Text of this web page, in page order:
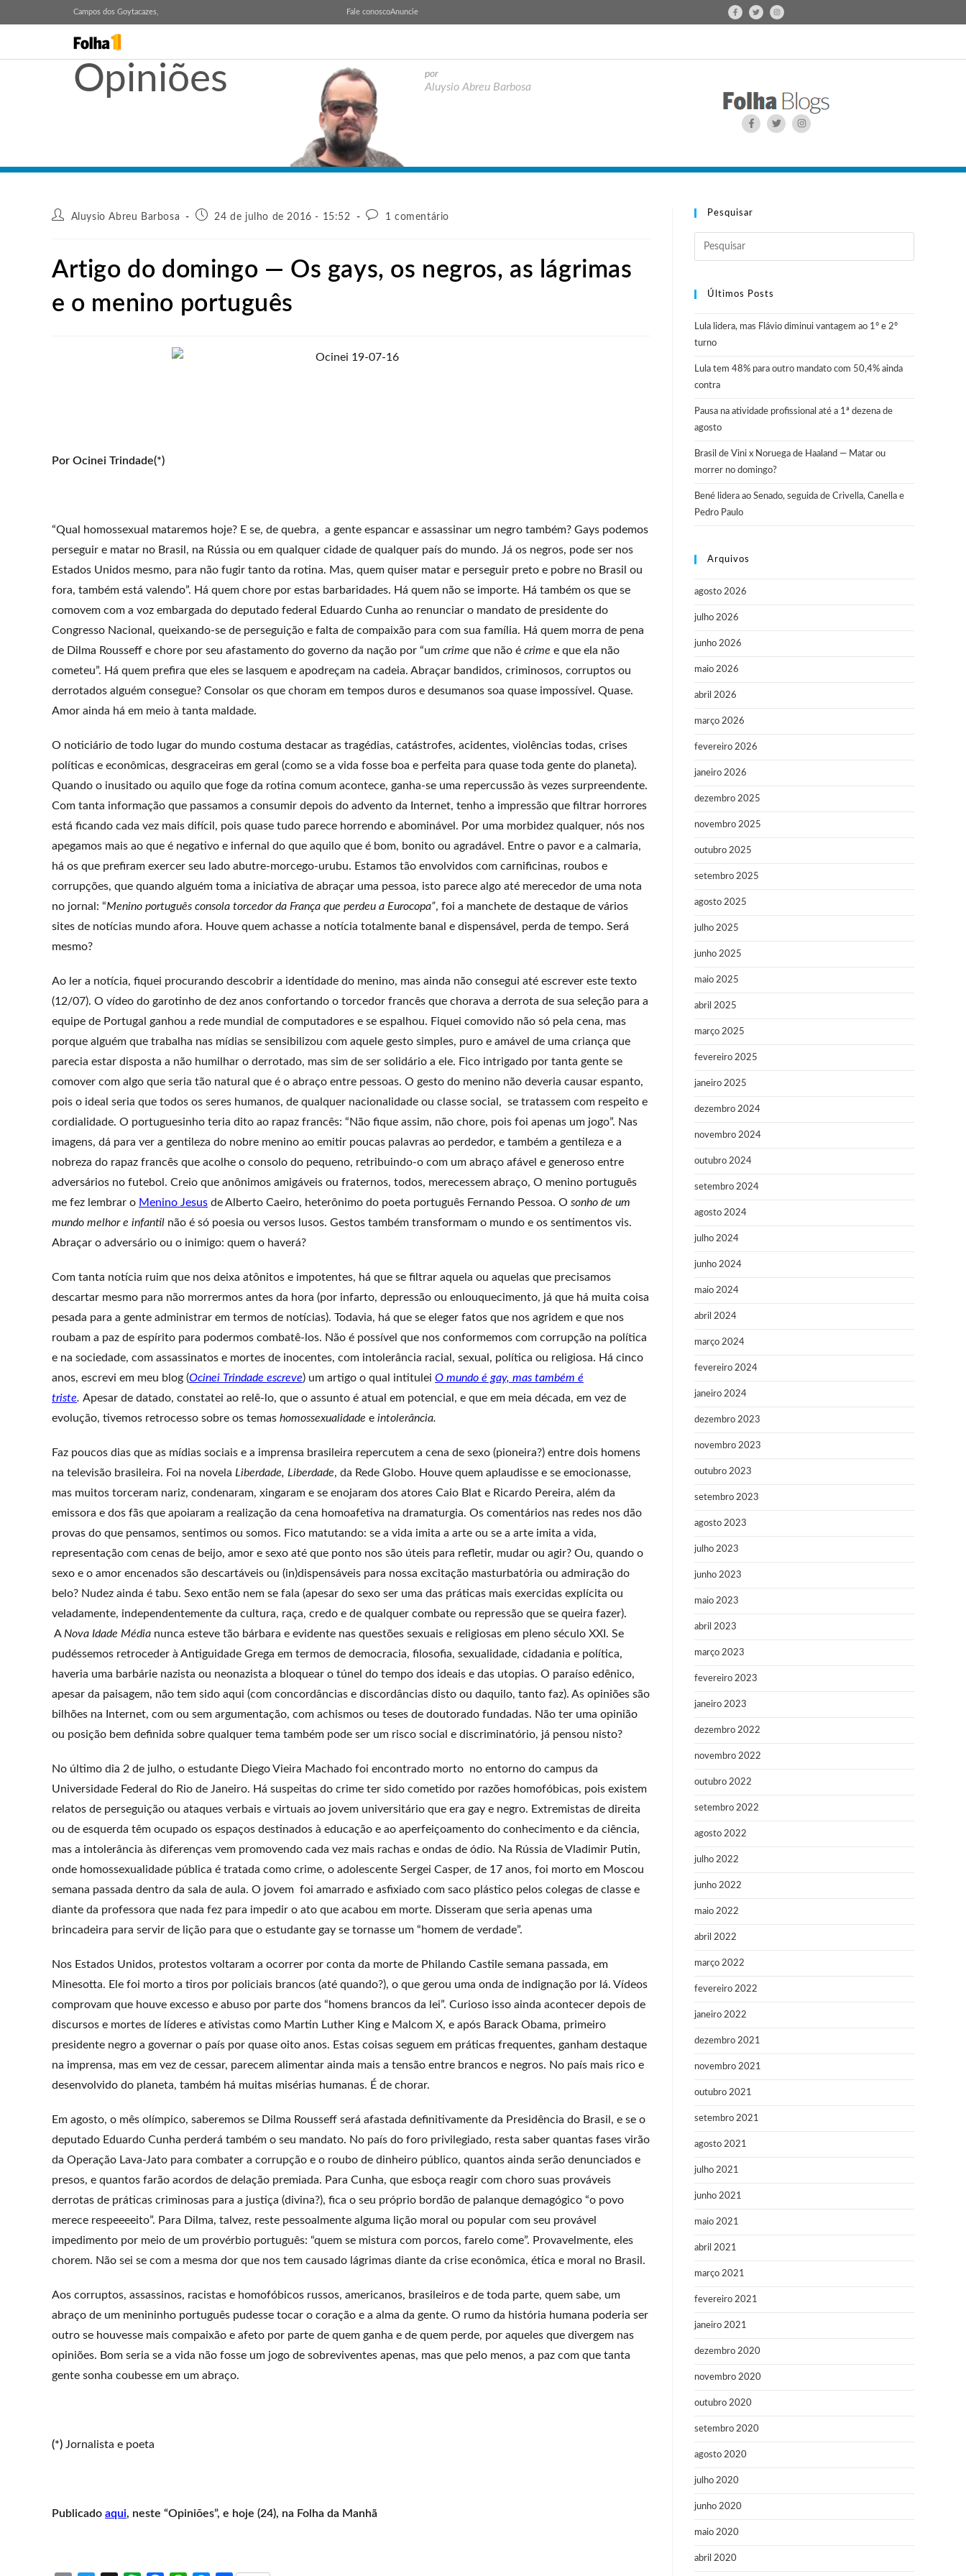
Campos dos Goytacazes, Fale conoscoAnuncie
Opiniões por
Aluysio Abreu Barbosa
Aluysio Abreu Barbosa 24 de julho de 2016 - 15:52 1 comentário
Artigo do domingo — Os gays, os negros, as lágrimas
e o menino português
Por Ocinei Trindade(*)
“Qual homossexual mataremos hoje? E se, de quebra, a gente espancar e assassinar um negro também? Gays podemos
perseguir e matar no Brasil, na Rússia ou em qualquer cidade de qualquer país do mundo. Já os negros, pode ser nos
Estados Unidos mesmo, para não fugir tanto da rotina. Mas, quem quiser matar e perseguir preto e pobre no Brasil ou
fora, também está valendo”. Há quem chore por estas barbaridades. Há quem não se importe. Há também os que se
comovem com a voz embargada do deputado federal Eduardo Cunha ao renunciar o mandato de presidente do
Congresso Nacional, queixando-se de perseguição e falta de compaixão para com sua família. Há quem morra de pena
de Dilma Rousseff e chore por seu afastamento do governo da nação por “um crime que não é crime e que ela não
cometeu”. Há quem prefira que eles se lasquem e apodreçam na cadeia. Abraçar bandidos, criminosos, corruptos ou
derrotados alguém consegue? Consolar os que choram em tempos duros e desumanos soa quase impossível. Quase.
Amor ainda há em meio à tanta maldade.
O noticiário de todo lugar do mundo costuma destacar as tragédias, catástrofes, acidentes, violências todas, crises
políticas e econômicas, desgraceiras em geral (como se a vida fosse boa e perfeita para quase toda gente do planeta).
Quando o inusitado ou aquilo que foge da rotina comum acontece, ganha-se uma repercussão às vezes surpreendente.
Com tanta informação que passamos a consumir depois do advento da Internet, tenho a impressão que filtrar horrores
está ficando cada vez mais difícil, pois quase tudo parece horrendo e abominável. Por uma morbidez qualquer, nós nos
apegamos mais ao que é negativo e infernal do que aquilo que é bom, bonito ou agradável. Entre o pavor e a calmaria,
há os que prefiram exercer seu lado abutre-morcego-urubu. Estamos tão envolvidos com carnificinas, roubos e
corrupções, que quando alguém toma a iniciativa de abraçar uma pessoa, isto parece algo até merecedor de uma nota
no jornal: “Menino português consola torcedor da França que perdeu a Eurocopa”, foi a manchete de destaque de vários
sites de notícias mundo afora. Houve quem achasse a notícia totalmente banal e dispensável, perda de tempo. Será
mesmo?
Ao ler a notícia, fiquei procurando descobrir a identidade do menino, mas ainda não consegui até escrever este texto
(12/07). O vídeo do garotinho de dez anos confortando o torcedor francês que chorava a derrota de sua seleção para a
equipe de Portugal ganhou a rede mundial de computadores e se espalhou. Fiquei comovido não só pela cena, mas
porque alguém que trabalha nas mídias se sensibilizou com aquele gesto simples, puro e amável de uma criança que
parecia estar disposta a não humilhar o derrotado, mas sim de ser solidário a ele. Fico intrigado por tanta gente se
comover com algo que seria tão natural que é o abraço entre pessoas. O gesto do menino não deveria causar espanto,
pois o ideal seria que todos os seres humanos, de qualquer nacionalidade ou classe social, se tratassem com respeito e
cordialidade. O portuguesinho teria dito ao rapaz francês: “Não fique assim, não chore, pois foi apenas um jogo”. Nas
imagens, dá para ver a gentileza do nobre menino ao emitir poucas palavras ao perdedor, e também a gentileza e a
nobreza do rapaz francês que acolhe o consolo do pequeno, retribuindo-o com um abraço afável e generoso entre
adversários no futebol. Creio que anônimos amigáveis ou fraternos, todos, merecessem abraço, O menino português
me fez lembrar o Menino Jesus de Alberto Caeiro, heterônimo do poeta português Fernando Pessoa. O sonho de um
mundo melhor e infantil não é só poesia ou versos lusos. Gestos também transformam o mundo e os sentimentos vis.
Abraçar o adversário ou o inimigo: quem o haverá?
Com tanta notícia ruim que nos deixa atônitos e impotentes, há que se filtrar aquela ou aquelas que precisamos
descartar mesmo para não morrermos antes da hora (por infarto, depressão ou enlouquecimento, já que há muita coisa
pesada para a gente administrar em termos de notícias). Todavia, há que se eleger fatos que nos agridem e que nos
roubam a paz de espírito para podermos combatê-los. Não é possível que nos conformemos com corrupção na política
e na sociedade, com assassinatos e mortes de inocentes, com intolerância racial, sexual, política ou religiosa. Há cinco
anos, escrevi em meu blog (Ocinei Trindade escreve) um artigo o qual intitulei O mundo é gay, mas também é
triste. Apesar de datado, constatei ao relê-lo, que o assunto é atual em potencial, e que em meia década, em vez de
evolução, tivemos retrocesso sobre os temas homossexualidade e intolerância.
Faz poucos dias que as mídias sociais e a imprensa brasileira repercutem a cena de sexo (pioneira?) entre dois homens
na televisão brasileira. Foi na novela Liberdade, Liberdade, da Rede Globo. Houve quem aplaudisse e se emocionasse,
mas muitos torceram nariz, condenaram, xingaram e se enojaram dos atores Caio Blat e Ricardo Pereira, além da
emissora e dos fãs que apoiaram a realização da cena homoafetiva na dramaturgia. Os comentários nas redes nos dão
provas do que pensamos, sentimos ou somos. Fico matutando: se a vida imita a arte ou se a arte imita a vida,
representação com cenas de beijo, amor e sexo até que ponto nos são úteis para refletir, mudar ou agir? Ou, quando o
sexo e o amor encenados são descartáveis ou (in)dispensáveis para nossa excitação masturbatória ou admiração do
belo? Nudez ainda é tabu. Sexo então nem se fala (apesar do sexo ser uma das práticas mais exercidas explícita ou
veladamente, independentemente da cultura, raça, credo e de qualquer combate ou repressão que se queira fazer).
A Nova Idade Média nunca esteve tão bárbara e evidente nas questões sexuais e religiosas em pleno século XXI. Se
pudéssemos retroceder à Antiguidade Grega em termos de democracia, filosofia, sexualidade, cidadania e política,
haveria uma barbárie nazista ou neonazista a bloquear o túnel do tempo dos ideais e das utopias. O paraíso edênico,
apesar da paisagem, não tem sido aqui (com concordâncias e discordâncias disto ou daquilo, tanto faz). As opiniões são
bilhões na Internet, com ou sem argumentação, com achismos ou teses de doutorado fundadas. Não ter uma opinião
ou posição bem definida sobre qualquer tema também pode ser um risco social e discriminatório, já pensou nisto?
No último dia 2 de julho, o estudante Diego Vieira Machado foi encontrado morto no entorno do campus da
Universidade Federal do Rio de Janeiro. Há suspeitas do crime ter sido cometido por razões homofóbicas, pois existem
relatos de perseguição ou ataques verbais e virtuais ao jovem universitário que era gay e negro. Extremistas de direita
ou de esquerda têm ocupado os espaços destinados à educação e ao aperfeiçoamento do conhecimento e da ciência,
mas a intolerância às diferenças vem promovendo cada vez mais rachas e ondas de ódio. Na Rússia de Vladimir Putin,
onde homossexualidade pública é tratada como crime, o adolescente Sergei Casper, de 17 anos, foi morto em Moscou
semana passada dentro da sala de aula. O jovem foi amarrado e asfixiado com saco plástico pelos colegas de classe e
diante da professora que nada fez para impedir o ato que acabou em morte. Disseram que seria apenas uma
brincadeira para servir de lição para que o estudante gay se tornasse um “homem de verdade”.
Nos Estados Unidos, protestos voltaram a ocorrer por conta da morte de Philando Castile semana passada, em
Minesotta. Ele foi morto a tiros por policiais brancos (até quando?), o que gerou uma onda de indignação por lá. Vídeos
comprovam que houve excesso e abuso por parte dos “homens brancos da lei”. Curioso isso ainda acontecer depois de
discursos e mortes de líderes e ativistas como Martin Luther King e Malcom X, e após Barack Obama, primeiro
presidente negro a governar o país por quase oito anos. Estas coisas seguem em práticas frequentes, ganham destaque
na imprensa, mas em vez de cessar, parecem alimentar ainda mais a tensão entre brancos e negros. No país mais rico e
desenvolvido do planeta, também há muitas misérias humanas. É de chorar.
Em agosto, o mês olímpico, saberemos se Dilma Rousseff será afastada definitivamente da Presidência do Brasil, e se o
deputado Eduardo Cunha perderá também o seu mandato. No país do foro privilegiado, resta saber quantas fases virão
da Operação Lava-Jato para combater a corrupção e o roubo de dinheiro público, quantos ainda serão denunciados e
presos, e quantos farão acordos de delação premiada. Para Cunha, que esboça reagir com choro suas prováveis
derrotas de práticas criminosas para a justiça (divina?), fica o seu próprio bordão de palanque demagógico “o povo
merece respeeeeito”. Para Dilma, talvez, reste pessoalmente alguma lição moral ou popular com seu provável
impedimento por meio de um provérbio português: “quem se mistura com porcos, farelo come”. Provavelmente, eles
chorem. Não sei se com a mesma dor que nos tem causado lágrimas diante da crise econômica, ética e moral no Brasil.
Aos corruptos, assassinos, racistas e homofóbicos russos, americanos, brasileiros e de toda parte, quem sabe, um
abraço de um menininho português pudesse tocar o coração e a alma da gente. O rumo da história humana poderia ser
outro se houvesse mais compaixão e afeto por parte de quem ganha e de quem perde, por aqueles que divergem nas
opiniões. Bom seria se a vida não fosse um jogo de sobreviventes apenas, mas que pelo menos, a paz com que tanta
gente sonha coubesse em um abraço.
(*) Jornalista e poeta
Publicado aqui, neste “Opiniões”, e hoje (24), na Folha da Manhã
Pesquisar
Últimos Posts
Lula lidera, mas Flávio diminui vantagem ao 1º e 2º
turno
Lula tem 48% para outro mandato com 50,4% ainda
contra
Pausa na atividade profissional até a 1ª dezena de
agosto
Brasil de Vini x Noruega de Haaland — Matar ou
morrer no domingo?
Bené lidera ao Senado, seguida de Crivella, Canella e
Pedro Paulo
Arquivos
agosto 2026
julho 2026
junho 2026
maio 2026
abril 2026
março 2026
fevereiro 2026
janeiro 2026
dezembro 2025
novembro 2025
outubro 2025
setembro 2025
agosto 2025
julho 2025
junho 2025
maio 2025
abril 2025
março 2025
fevereiro 2025
janeiro 2025
dezembro 2024
novembro 2024
outubro 2024
setembro 2024
agosto 2024
julho 2024
junho 2024
maio 2024
abril 2024
março 2024
fevereiro 2024
janeiro 2024
dezembro 2023
novembro 2023
outubro 2023
setembro 2023
agosto 2023
julho 2023
junho 2023
maio 2023
abril 2023
março 2023
fevereiro 2023
janeiro 2023
dezembro 2022
novembro 2022
outubro 2022
setembro 2022
agosto 2022
julho 2022
junho 2022
maio 2022
abril 2022
março 2022
fevereiro 2022
janeiro 2022
dezembro 2021
novembro 2021
outubro 2021
setembro 2021
agosto 2021
julho 2021
junho 2021
maio 2021
abril 2021
março 2021
fevereiro 2021
janeiro 2021
dezembro 2020
novembro 2020
outubro 2020
setembro 2020
agosto 2020
julho 2020
junho 2020
maio 2020
abril 2020